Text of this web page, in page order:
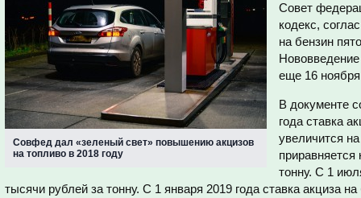
Совфед дал «зеленый свет» повышению акцизов
на топливо в 2018 году
Совет
кодекс,
на бензин
еще 16
В документе
года ставка
увеличится
тонну. С 1
тысячи рублей за тонну. С 1 января 2019 года ставка акциза на